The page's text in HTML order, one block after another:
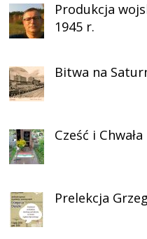
Produkcja
1945 r.
Bitwa na
Cześć i
Prelekcja